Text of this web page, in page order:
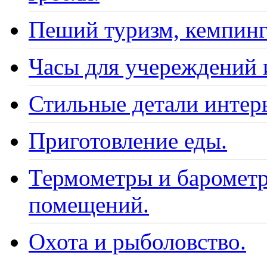
Пеший туризм,
Часы для учереждений
Стильные детали
Приготовление еды.
Термометры и
помещений.
Охота и рыболовство.